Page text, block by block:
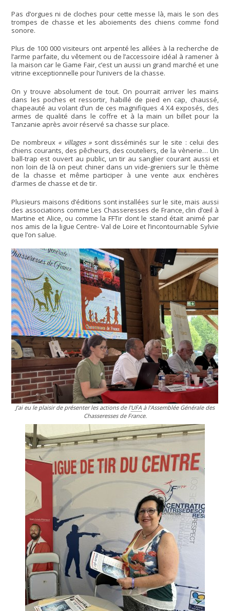
Pas d’orgues ni de cloches pour cette messe là, mais le son des
trompes de chasse et les aboiements des chiens comme fond
sonore.
Plus de 100 000 visiteurs ont arpenté les allées à la recherche de
l’arme parfaite, du vêtement ou de l’accessoire idéal à ramener à
la maison car le Game Fair, c’est un aussi un grand marché et une
vitrine exceptionnelle pour l’univers de la chasse.
On y trouve absolument de tout. On pourrait arriver les mains
dans les poches et ressortir, habillé de pied en cap, chaussé,
chapeauté au volant d’un de ces magnifiques 4 X4 exposés, des
armes de qualité dans le coffre et à la main un billet pour la
Tanzanie après avoir réservé sa chasse sur place.
De nombreux « villages » sont disséminés sur le site : celui des
chiens courants, des pêcheurs, des couteliers, de la vènerie… Un
ball-trap est ouvert au public, un tir au sanglier courant aussi et
non loin de là on peut chiner dans un vide-greniers sur le thème
de la chasse et même participer à une vente aux enchères
d’armes de chasse et de tir.
Plusieurs maisons d’éditions sont installées sur le site, mais aussi
des associations comme Les Chasseresses de France, clin d’œil à
Martine et Alice, ou comme la FFTir dont le stand était animé par
nos amis de la ligue Centre- Val de Loire et l’incontournable Sylvie
que l’on salue.
J’ai eu le plaisir de présenter les actions de l’UFA à l’Assemblée Générale des
Chasseresses de France.